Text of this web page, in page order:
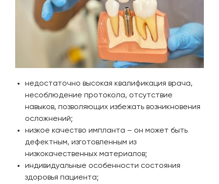
недостаточно высокая квалификация врача,
несоблюдение протокола, отсутствие
навыков, позволяющих избежать возникновения
осложнений;
низкое качество импланта – он может быть
дефектным, изготовленным из
низкокачественных материалов;
индивидуальные особенности состояния
здоровья пациента;